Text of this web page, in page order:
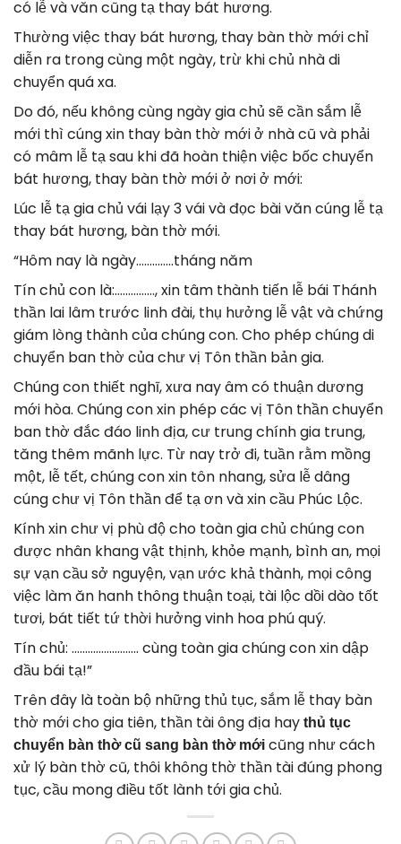
có lễ và văn cũng tạ thay bát hương.
Thường việc thay bát hương, thay bàn thờ mới chỉ
diễn ra trong cùng một ngày, trừ khi chủ nhà di
chuyển quá xa.
Do đó, nếu không cùng ngày gia chủ sẽ cần sắm lễ
mới thì cúng xin thay bàn thờ mới ở nhà cũ và phải
có mâm lễ tạ sau khi đã hoàn thiện việc bốc chuyển
bát hương, thay bàn thờ mới ở nơi ở mới:
Lúc lễ tạ gia chủ vái lạy 3 vái và đọc bài văn cúng lễ tạ
thay bát hương, bàn thờ mới.
“Hôm nay là ngày…………..tháng năm
Tín chủ con là:……………, xin tâm thành tiến lễ bái Thánh
thần lai lâm trước linh đài, thụ hưởng lễ vật và chứng
giám lòng thành của chúng con. Cho phép chúng di
chuyển ban thờ của chư vị Tôn thần bản gia.
Chúng con thiết nghĩ, xưa nay âm có thuận dương
mới hòa. Chúng con xin phép các vị Tôn thần chuyển
ban thờ đắc đáo linh địa, cư trung chính gia trung,
tăng thêm mãnh lực. Từ nay trở đi, tuần rằm mồng
một, lễ tết, chúng con xin tôn nhang, sửa lễ dâng
cúng chư vị Tôn thần để tạ ơn và xin cầu Phúc Lộc.
Kính xin chư vị phù độ cho toàn gia chủ chúng con
được nhân khang vật thịnh, khỏe mạnh, bình an, mọi
sự vạn cầu sở nguyện, vạn ước khả thành, mọi công
việc làm ăn hanh thông thuận toại, tài lộc dồi dào tốt
tươi, bát tiết tứ thời hưởng vinh hoa phú quý.
Tín chủ: ……………………. cùng toàn gia chúng con xin dập
đầu bái tạ!”
Trên đây là toàn bộ những thủ tục, sắm lễ thay bàn
thờ mới cho gia tiên, thần tài ông địa hay thủ tục
chuyển bàn thờ cũ sang bàn thờ mới cũng như cách
xử lý bàn thờ cũ, thôi không thờ thần tài đúng phong
tục, cầu mong điều tốt lành tới gia chủ.